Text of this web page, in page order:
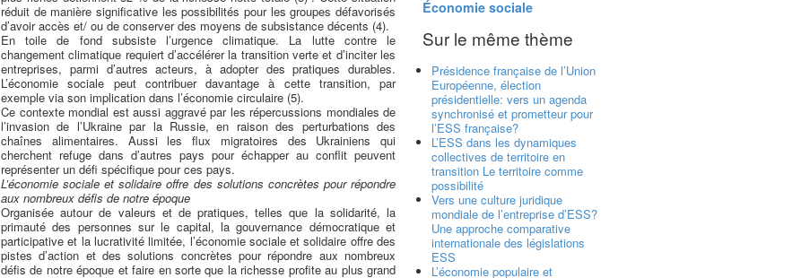
réduit de manière significative les possibilités pour les groupes défavorisés
d’avoir accès et/ ou de conserver des moyens de subsistance décents (4).
En toile de fond subsiste l’urgence climatique. La lutte contre le
changement climatique requiert d’accélérer la transition verte et d’inciter les
entreprises, parmi d’autres acteurs, à adopter des pratiques durables.
L’économie sociale peut contribuer davantage à cette transition, par
exemple via son implication dans l’économie circulaire (5).
Ce contexte mondial est aussi aggravé par les répercussions mondiales de
l’invasion de l’Ukraine par la Russie, en raison des perturbations des
chaînes alimentaires. Aussi les flux migratoires des Ukrainiens qui
cherchent refuge dans d’autres pays pour échapper au conflit peuvent
représenter un défi spécifique pour ces pays.
L’économie sociale et solidaire offre des solutions concrètes pour répondre
aux nombreux défis de notre époque
Organisée autour de valeurs et de pratiques, telles que la solidarité, la
primauté des personnes sur le capital, la gouvernance démocratique et
participative et la lucrativité limitée, l’économie sociale et solidaire offre des
pistes d’action et des solutions concrètes pour répondre aux nombreux
défis de notre époque et faire en sorte que la richesse profite au plus grand
Économie sociale
Sur le même thème
Présidence française de l’Union
Européenne, élection
présidentielle: vers un agenda
synchronisé et prometteur pour
l’ESS française?
L’ESS dans les dynamiques
collectives de territoire en
transition Le territoire comme
possibilité
Vers une culture juridique
mondiale de l’entreprise d’ESS?
Une approche comparative
internationale des législations
ESS
L’économie populaire et